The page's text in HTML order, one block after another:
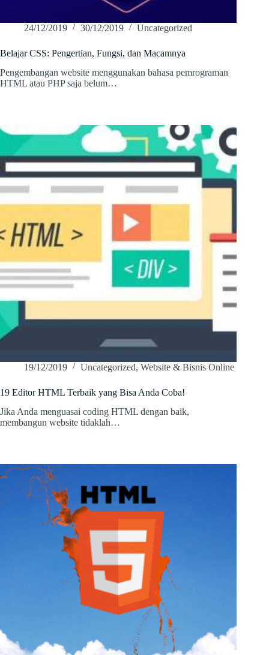
24/12/2019 30/12/2019 Uncategorized
Belajar CSS: Pengertian, Fungsi, dan Macamnya
Pengembangan website menggunakan bahasa pemrograman
HTML atau PHP saja belum…
19/12/2019 Uncategorized, Website & Bisnis Online
19 Editor HTML Terbaik yang Bisa Anda Coba!
Jika Anda menguasai coding HTML dengan baik,
membangun website tidaklah…